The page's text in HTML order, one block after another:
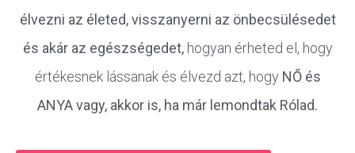
élvezni az életed, visszanyerni az önbecsülésedet
és akár az egészségedet,hogyan érheted el, hogy
értékesnek lássanak és élvezd azt, hogy NŐ és
ANYA vagy, akkor is, ha már lemondtak Rólad.